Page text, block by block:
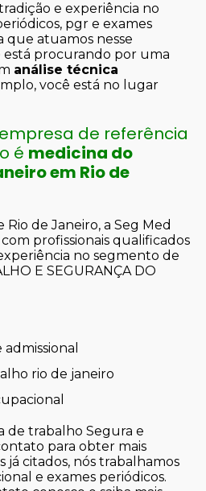
e experiência no
pgr e exames
que atuamos nesse
está procurando por uma
análise técnica
você está no lugar
de referência
é medicina do
em Rio de
de Janeiro, a Seg Med
profissionais qualificados
no segmento de
E SEGURANÇA DO
admissional
rio de janeiro
de trabalho Segura e
para obter mais
já citados, nós trabalhamos
e exames periódicos.